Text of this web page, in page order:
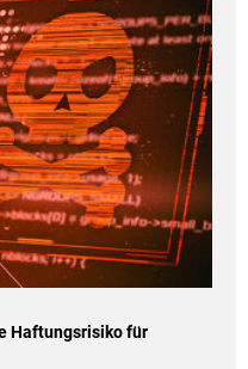
Haftungsrisiko für